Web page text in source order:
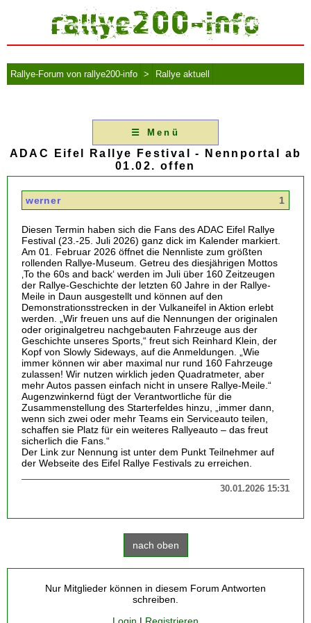
Rallye-Forum von rallye200-info > Rallye aktuell
☰ Menü
ADAC Eifel Rallye Festival - Nennportal ab
01.02. offen
1
werner
Diesen Termin haben sich die Fans des ADAC Eifel Rallye
Festival (23.-25. Juli 2026) ganz dick im Kalender markiert.
Am 01. Februar 2026 öffnet die Nennliste zum größten
rollenden Rallye-Museum. Getreu des diesjährigen Mottos
‚To the 60s and back‘ werden im Juli über 160 Zeitzeugen
der Rallye-Geschichte der letzten 60 Jahre in der Rallye-
Meile in Daun ausgestellt und können auf den
Demonstrationsstrecken in der Vulkaneifel in Aktion erlebt
werden. „Wir freuen uns auf die Nennungen der originalen
oder originalgetreu nachgebauten Fahrzeuge aus der
Geschichte unseres Sports,“ freut sich Reinhard Klein, der
Kopf von Slowly Sideways, auf die Anmeldungen. „Wie
immer können wir aber maximal nur rund 160 Fahrzeuge
zulassen! Wir nutzen wirklich jeden Quadratmeter, aber
mehr Autos passen einfach nicht in unsere Rallye-Meile.“
Augenzwinkernd fügt der Verantwortliche für die
Zusammenstellung des Starterfeldes hinzu, „immer dann,
wenn sich zwei oder mehr Teams ein Serviceauto teilen,
schaffen sie Platz für ein weiteres Rallyeauto – das freut
sicherlich die Fans.“
Der Link zur Nennung ist unter dem Punkt Teilnehmer auf
der Webseite des Eifel Rallye Festivals zu erreichen.
30.01.2026 15:31
nach oben
Nur Mitglieder können in diesem Forum Antworten
schreiben.